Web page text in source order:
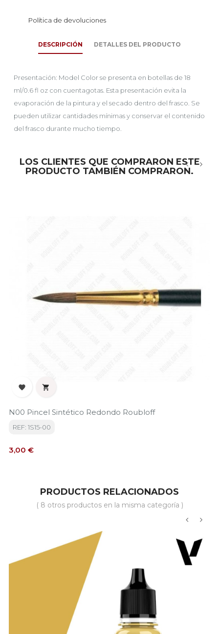
Política de devoluciones
DESCRIPCIÓN DETALLES DEL PRODUCTO
Presentación: Model Color se presenta en botellas de 18
ml/0.6 fl oz con cuentagotas. Esta presentación evita la
evaporación de la pintura y el secado dentro del frasco. Se
pueden utilizar cantidades mínimas y conservar el contenido
del frasco durante mucho tiempo.
LOS CLIENTES QUE COMPRARON ESTE
PRODUCTO TAMBIÉN COMPRARON.
 
N00 Pincel Sintético Redondo Roubloff
REF: 1S15-00
Precio
3,00 €
PRODUCTOS RELACIONADOS
( 8 otros productos en la misma categoría )
›